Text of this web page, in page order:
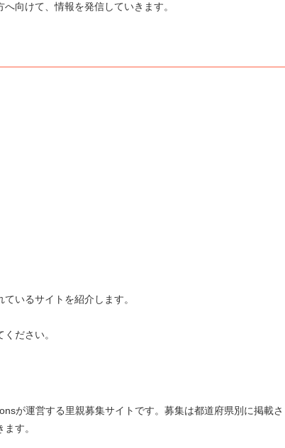
向けて、情報を発信していきます。
いるサイトを紹介します。
ださい。
が運営する里親募集サイトです。募集は都道府県別に掲載さ
す。